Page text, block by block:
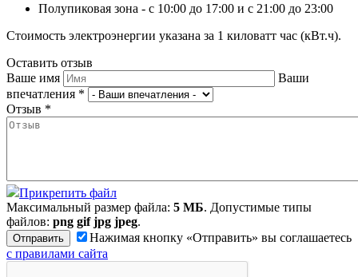
Полупиковая зона - с 10:00 до 17:00 и с 21:00 до 23:00
Стоимость электроэнергии указана за 1 киловатт час (кВт.ч).
Оставить отзыв
Ваше имя
Ваши
впечатления *
Отзыв *
Прикрепить файл
Максимальный размер файла: 5 МБ. Допустимые типы
файлов: png gif jpg jpeg.
Нажимая кнопку «Отправить» вы соглашаетесь
с правилами сайта